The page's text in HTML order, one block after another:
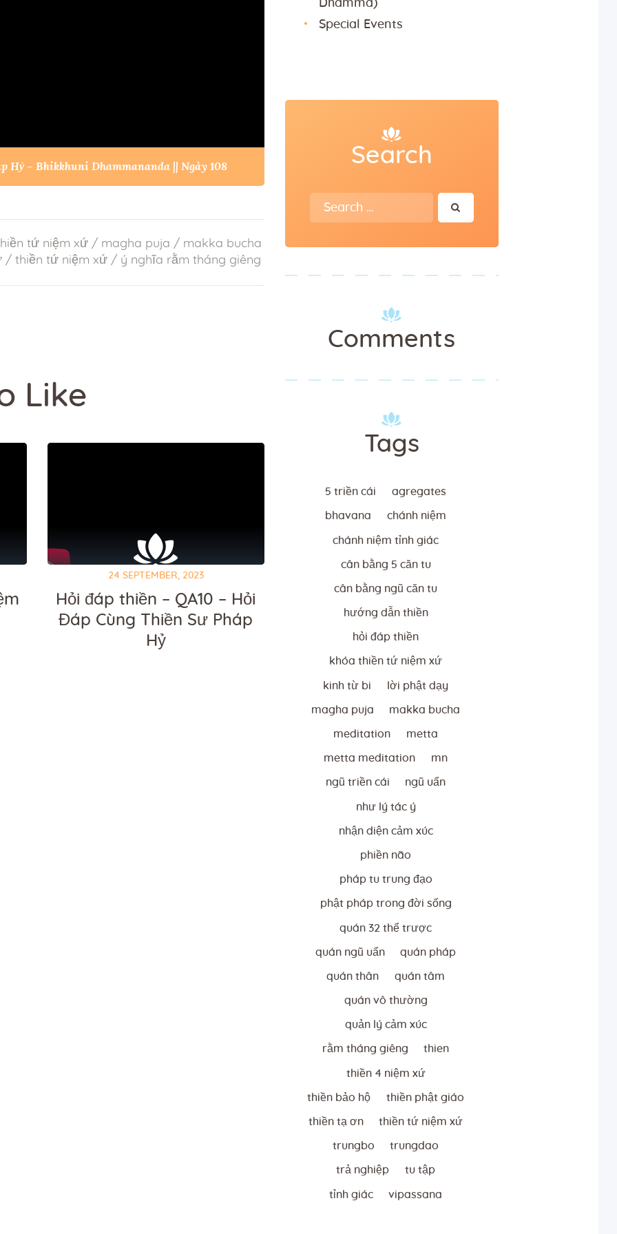
Hỷ – Bhikkhuni Dhammananda || Ngày 108
tứ niệm xứ/ magha puja / makka bucha
/ thiền tứ niệm xứ/ ý nghĩa rằm tháng giêng
Like
24 SEPTEMBER, 2023
Hỏi đáp thiền – QA10 – Hỏi
Đáp Cùng Thiền Sư Pháp
Hỷ
Dhamma)
Special Events
Search
Search
for:
Comments
Tags
5 triền cái agregates
bhavana chánh niệm
chánh niệm tỉnh giác
cân bằng 5 căn tu
cân bằng ngũ căn tu
hướng dẫn thiền
hỏi đáp thiền
khóa thiền tứ niệm xứ
kinh từ bi lời phật dạy
magha puja makka bucha
meditation metta
metta meditation mn
ngũ triền cái ngũ uẩn
như lý tác ý
nhận diện cảm xúc
phiền não
pháp tu trung đạo
phật pháp trong đời sống
quán 32 thể trược
quán ngũ uẩn quán pháp
quán thân quán tâm
quán vô thường
quản lý cảm xúc
rằm tháng giêng thien
thiền 4 niệm xứ
thiền bảo hộ thiền phật giáo
thiền tạ ơn thiền tứ niệm xứ
trungbo trungdao
trả nghiệp tu tập
tỉnh giác vipassana